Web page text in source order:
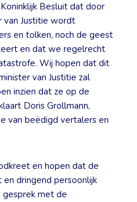
Besluit dat door
van Justitie wordt
en tolken, noch de geest
en dat we regelrecht
Wij hopen dat dit
van Justitie zal
inzien dat ze op de
Doris Grollmann,
van beëdigd vertalers en
en hopen dat de
dringend persoonlijk
met de